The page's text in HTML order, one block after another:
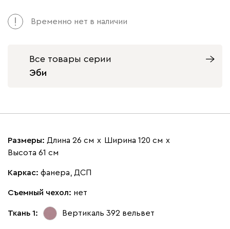
Временно нет в наличии
Все товары серии
Эби
Размеры: Длина 26 см х Ширина 120 см х
Высота 61 см
Каркас: фанера, ДСП
Съемный чехол: нет
Ткань 1: Вертикаль 392 вельвет